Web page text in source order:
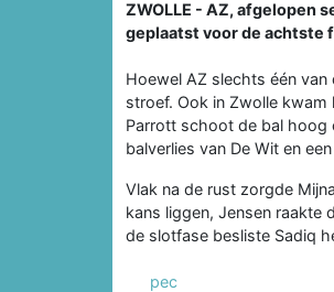
ZWOLLE - AZ, afgelopen
geplaatst voor de achtste
Hoewel AZ slechts één
stroef. Ook in Zwolle
Parrott schoot de bal hoog
balverlies van De Wit en
Vlak na de rust zorgde
kans liggen, Jensen raakte
de slotfase besliste Sadiq
pec